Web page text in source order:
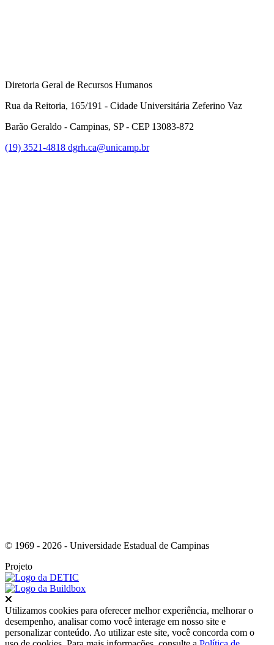
Diretoria Geral de Recursos Humanos
Rua da Reitoria, 165/191 - Cidade Universitária Zeferino Vaz
Barão Geraldo - Campinas, SP - CEP 13083-872
(19) 3521-4818 dgrh.ca@unicamp.br
© 1969 - 2026 - Universidade Estadual de Campinas
Projeto
Utilizamos cookies para oferecer melhor experiência, melhorar o
desempenho, analisar como você interage em nosso site e
personalizar conteúdo. Ao utilizar este site, você concorda com o